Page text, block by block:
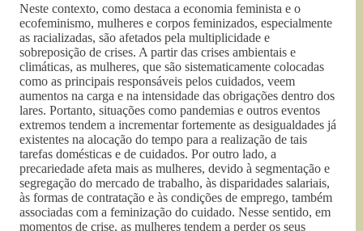
Neste contexto, como destaca a economia feminista e o
ecofeminismo, mulheres e corpos feminizados, especialmente
as racializadas, são afetados pela multiplicidade e
sobreposição de crises. A partir das crises ambientais e
climáticas, as mulheres, que são sistematicamente colocadas
como as principais responsáveis pelos cuidados, veem
aumentos na carga e na intensidade das obrigações dentro dos
lares. Portanto, situações como pandemias e outros eventos
extremos tendem a incrementar fortemente as desigualdades já
existentes na alocação do tempo para a realização de tais
tarefas domésticas e de cuidados. Por outro lado, a
precariedade afeta mais as mulheres, devido à segmentação e
segregação do mercado de trabalho, às disparidades salariais,
às formas de contratação e às condições de emprego, também
associadas com a feminização do cuidado. Nesse sentido, em
momentos de crise, as mulheres tendem a perder os seus